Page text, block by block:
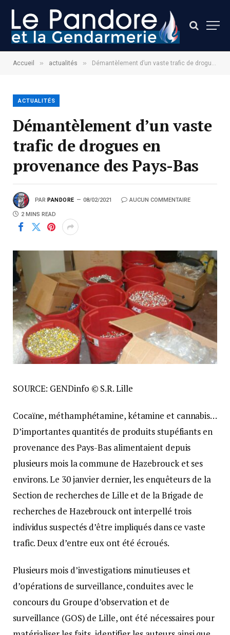
Accueil » actualités » Démantèlement d’un vaste trafic de drogues en provenance des Pays-Bas
ACTUALITÉS
Démantèlement d’un vaste
trafic de drogues en
provenance des Pays-Bas
PAR PANDORE 08/02/2021 AUCUN COMMENTAIRE
2 MINS READ
SOURCE: GENDinfo © S.R. Lille
Cocaïne, méthamphétamine, kétamine et cannabis…
D’importantes quantités de produits stupéfiants en
provenance des Pays-Bas alimentaient depuis
plusieurs mois la commune de Hazebrouck et ses
environs. Le 30 janvier dernier, les enquêteurs de la
Section de recherches de Lille et de la Brigade de
recherches de Hazebrouck ont interpellé trois
individus suspectés d’être impliqués dans ce vaste
trafic. Deux d’entre eux ont été écroués.
Plusieurs mois d’investigations minutieuses et
d’opérations de surveillance, conduites avec le
concours du Groupe d’observation et de
surveillance (GOS) de Lille, ont été nécessaires pour